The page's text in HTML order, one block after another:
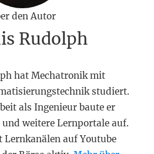
den Autor
Rudolph
hat Mechatronik mit
studiert.
als Ingenieur baute er
weitere Lernportale auf.
auf Youtube